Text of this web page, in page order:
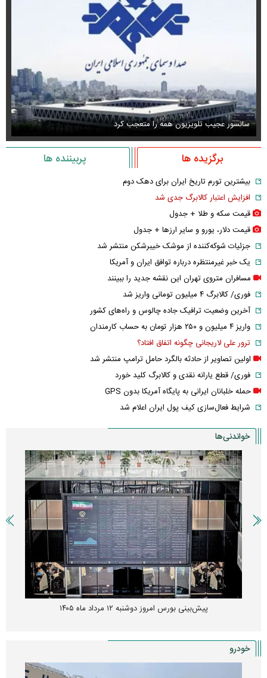
سانسور عجیب تلویزیون همه را متعجب کرد
برگزیده ها پربیننده ها
بیشترین تورم تاریخ ایران برای دهک دوم
افزایش اعتبار کالابرگ جدی شد
قیمت سکه و طلا + جدول
قیمت دلار، یورو و سایر ارز‌ها + جدول
جزئیات شوکه‌کننده از موشک خیبرشکن منتشر شد
یک خبر غیرمنتظره درباره توافق ایران و آمریکا
مسافران متروی تهران این نقشه جدید را ببینند
فوری/ کالابرگ ۴ میلیون تومانی واریز شد
آخرین وضعیت ترافیک جاده چالوس و راه‌های کشور
واریز ۴ میلیون و ۲۵۰ هزار تومان به حساب کارمندان
ترور علی لاریجانی چگونه اتفاق افتاد؟
اولین تصاویر از حادثه بالگرد حامل ترامپ منتشر شد
فوری/ قطع یارانه نقدی و کالابرگ کلید خورد
حمله خلبانان ایرانی به پایگاه آمریکا بدون GPS
شرایط فعال‌سازی کیف پول ایران اعلام شد
خواندنی‌ها
پیش‌بینی بورس امروز دوشنبه ۱۲ مرداد ماه ۱۴۰۵
خودرو